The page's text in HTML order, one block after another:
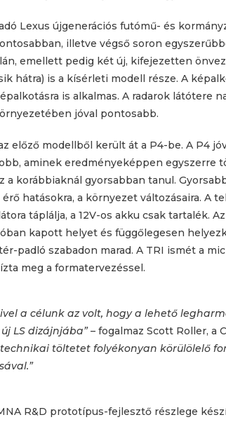
Lexus újgenerációs futómű- és
illetve végső soron
emellett pedig két új, kifejezetten
hátra) is a kísérleti modell része. A
is alkalmas. A radarok látótere
jóval pontosabb.
előző modellből került át a P4-be. A P4
aminek eredményeképpen egyszerre
korábbiaknál gyorsabban tanul.
hatásokra, a környezet változásaira. A
táplálja, a 12V-os akku csak tartalék.
kapott helyet és függőlegesen
padló szabadon marad. A TRI ismét a
meg a formatervezéssel.
a célunk az volt, hogy a lehető
LS dizájnjába”– fogalmaz Scott Roller, a
töltetet folyékonyan körülölelő
R&D prototípus-fejlesztő részlege